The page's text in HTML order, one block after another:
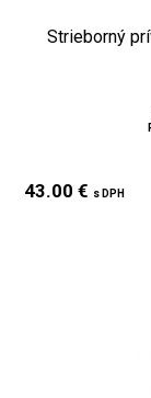
Strieborný
43.00 € s DPH